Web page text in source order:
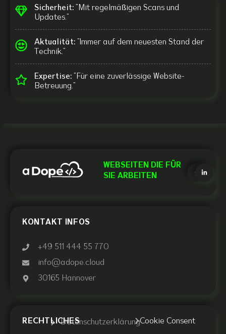
Sicherheit: "Mit regelmäßigen Scans und
Updates."
Aktualität: "Immer auf dem neuesten Stand der
Technik."
Expertise: "Für eine zuverlässige Website-
Betreuung."
WEBSEITEN DIE FÜR
SIE ARBEITEN
KONTAKT INFOS
+49 511 444 55 770
info@adope.cloud
30165 Hannover
RECHTLICHESDatenschutzerklärungCookie Consent